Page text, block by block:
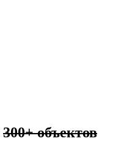
300+ объектов